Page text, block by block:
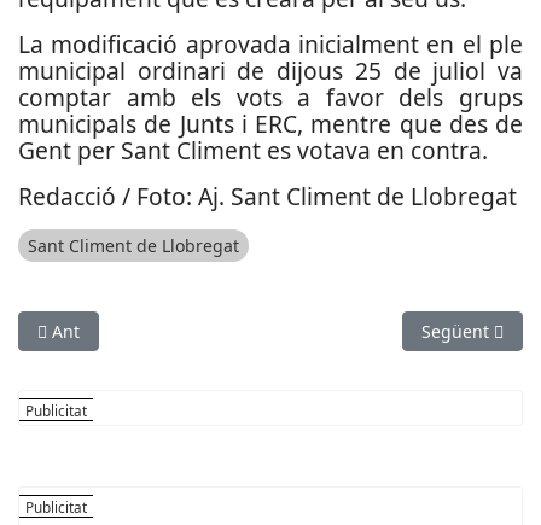
La modificació aprovada inicialment en el ple
municipal ordinari de dijous 25 de juliol va
comptar amb els vots a favor dels grups
municipals de Junts i ERC, mentre que des de
Gent per Sant Climent es votava en contra.
Redacció / Foto: Aj. Sant Climent de Llobregat
Sant Climent de Llobregat
Article anterior: Les obres de l’L5 de Metro arriben al seu
Ant Article
Següent